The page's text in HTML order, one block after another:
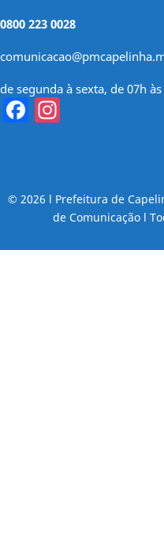
0800 223 0028
de segunda à sexta, de 07h
Facebook
© 2026 l Prefeitura de
de Comunicação l